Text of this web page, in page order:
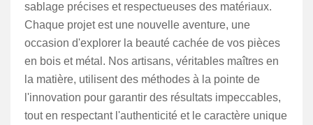
sablage précises et respectueuses des matériaux.
Chaque projet est une nouvelle aventure, une
occasion d'explorer la beauté cachée de vos pièces
en bois et métal. Nos artisans, véritables maîtres en
la matière, utilisent des méthodes à la pointe de
l'innovation pour garantir des résultats impeccables,
tout en respectant l'authenticité et le caractère unique